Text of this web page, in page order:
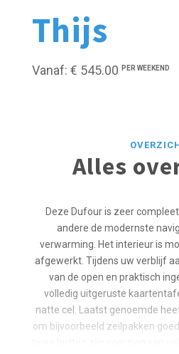
Thijs
Vanaf: € 545.00 PER WEEKEND
Alles
Deze Dufour is zeer
andere de modernste
verwarming. Het interieur is
afgewerkt. Tijdens uw verblijf
van de open en praktisch
volledig uitgeruste
natte cel. Laatst genoemde
om bijvoorbeeld zeilpakken